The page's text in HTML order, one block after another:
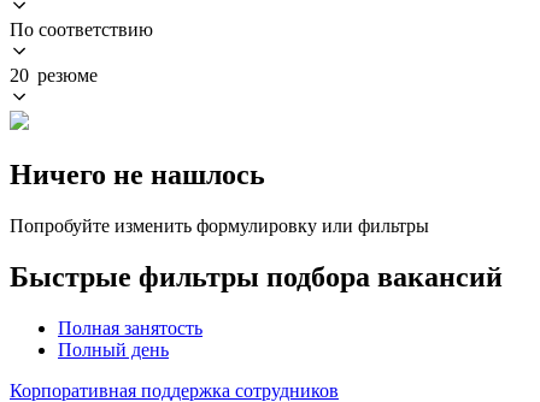
По соответствию
20 резюме
Ничего не нашлось
Попробуйте изменить формулировку или фильтры
Быстрые фильтры подбора вакансий
Полная занятость
Полный день
Корпоративная поддержка сотрудников